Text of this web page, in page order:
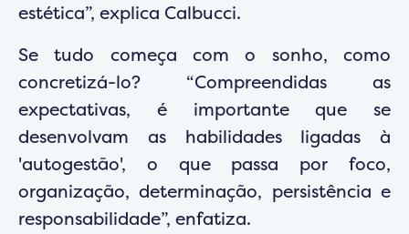
estética”, explica Calbucci.
Se tudo começa com o sonho, como
concretizá-lo? “Compreendidas as
expectativas, é importante que se
desenvolvam as habilidades ligadas à
'autogestão', o que passa por foco,
organização, determinação, persistência e
responsabilidade”, enfatiza.